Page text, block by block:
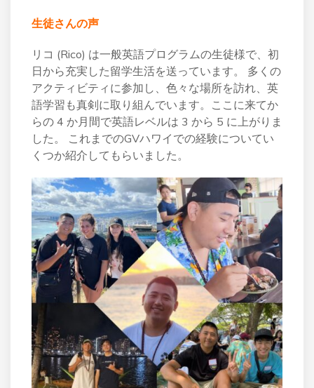
生徒さんの声
リコ (Rico) は一般英語プログラムの生徒様で、初
日から充実した留学生活を送っています。 多くの
アクティビティに参加し、色々な場所を訪れ、英
語学習も真剣に取り組んでいます。ここに来てか
らの 4 か月間で英語レベルは 3 から 5 に上がりま
した。 これまでのGVハワイでの経験についてい
くつか紹介してもらいました。